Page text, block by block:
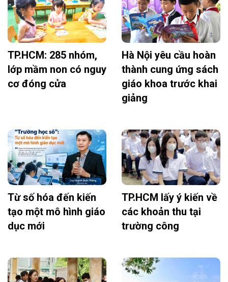
TP.HCM: 285 nhóm,
lớp mầm non có nguy
cơ đóng cửa
Hà Nội yêu cầu hoàn
thành cung ứng sách
giáo khoa trước khai
giảng
Từ số hóa đến kiến
tạo một mô hình giáo
dục mới
TP.HCM lấy ý kiến về
các khoản thu tại
trường công